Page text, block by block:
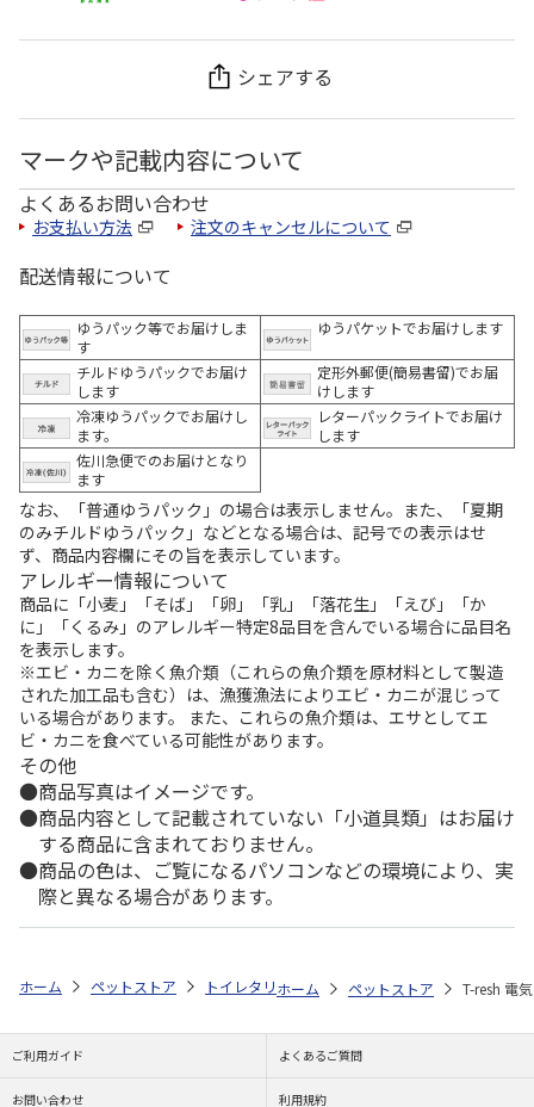
シェアする
マークや記載内容について
よくあるお問い合わせ
お支払い方法 注文のキャンセルについて
配送情報について
ゆうパック等でお届けしま
す
ゆうパケットでお届けします
チルドゆうパックでお届け
します
定形外郵便(簡易書留)でお届
けします
冷凍ゆうパックでお届けし
ます。
レターパックライトでお届け
します
佐川急便でのお届けとなり
ます
なお、「普通ゆうパック」の場合は表示しません。また、「夏期
のみチルドゆうパック」などとなる場合は、記号での表示はせ
ず、商品内容欄にその旨を表示しています。
アレルギー情報について
商品に「小麦」「そば」「卵」「乳」「落花生」「えび」「か
に」「くるみ」のアレルギー特定8品目を含んでいる場合に品目名
を表示します。
※エビ・カニを除く魚介類（これらの魚介類を原材料として製造
された加工品も含む）は、漁獲漁法によりエビ・カニが混じって
いる場合があります。 また、これらの魚介類は、エサとしてエ
ビ・カニを食べている可能性があります。
その他
商品写真はイメージです。
商品内容として記載されていない「小道具類」はお届け
する商品に含まれておりません。
商品の色は、ご覧になるパソコンなどの環境により、実
際と異なる場合があります。
ホーム ペットストア トイレタリー 除菌消臭グッズ（猫用） T-
ホーム ペットストア T-resh 電
ご利用ガイド よくあるご質問
お問い合わせ 利用規約